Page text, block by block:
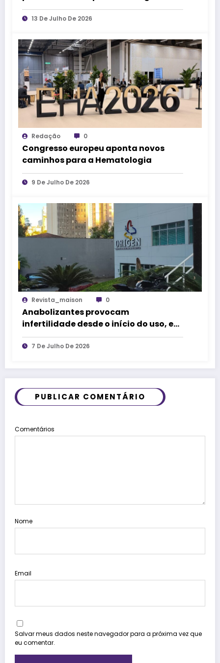
sábado
13 De Julho De 2026
Redação 0
Congresso europeu aponta novos
caminhos para a Hematologia
9 De Julho De 2026
Revista_maison 0
Anabolizantes provocam
infertilidade desde o início do uso, e
especialista alerta para os riscos
para a saúde
7 De Julho De 2026
PUBLICAR COMENTÁRIO
Comentários
Nome
Email
Salvar meus dados neste navegador para a próxima vez que
eu comentar.